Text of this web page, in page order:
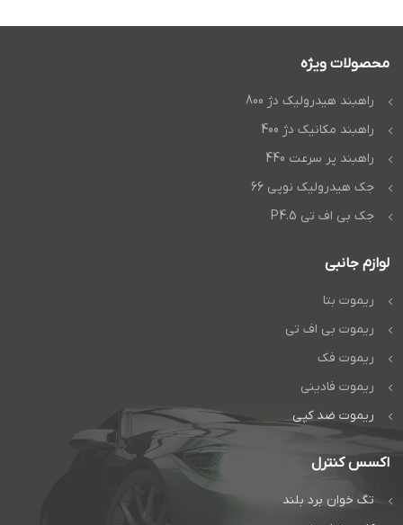
محصولات ویژه
راهبند هیدرولیک دژ 800
راهبند مکانیک دژ 400
راهبند پر سرعت 440
جک هیدرولیک نوپی 66
جک بی اف تی P4.5
لوازم جانبی
ریموت بتا
ریموت بی اف تی
ریموت فک
ریموت فادینی
ریموت ضد کپی
اکسس کنترل
تگ خوان برد بلند